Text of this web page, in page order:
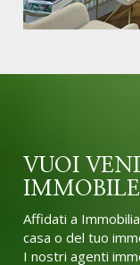
VUOI
Affidati a
casa o del tuo
I nostri agenti